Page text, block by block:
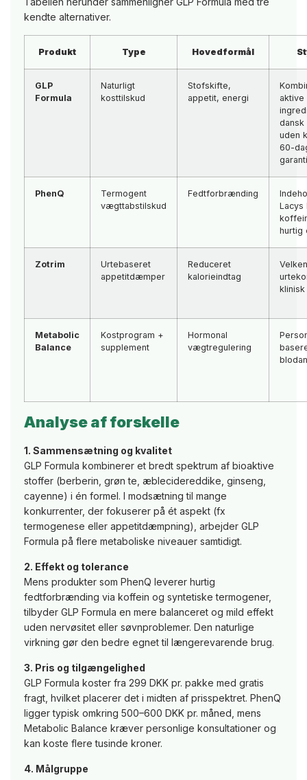
kendte alternativer.
Produkt Type Hovedformål
GLP
Formula
Naturligt
kosttilskud
Stofskifte,
appetit, energi
aktive
dansk
uden
60-
garanti
PhenQ
Termogent
vægttabstilskud
Fedtforbrænding
Lacys
hurtig
Zotrim
Urtebaseret
appetitdæmper
Reduceret
kalorieindtag
Metabolic
Balance
Kostprogram +
supplement
Hormonal
vægtregulering
Analyse af forskelle
1. Sammensætning og kvalitet
GLP Formula kombinerer et bredt spektrum af bioaktive
stoffer (berberin, grøn te, æblecidereddike, ginseng,
cayenne) i én formel. I modsætning til mange
konkurrenter, der fokuserer på ét aspekt (fx
termogenese eller appetitdæmpning), arbejder GLP
Formula på flere metaboliske niveauer samtidigt.
2. Effekt og tolerance
Mens produkter som PhenQ leverer hurtig
fedtforbrænding via koffein og syntetiske termogener,
tilbyder GLP Formula en mere balanceret og mild effekt
uden nervøsitet eller søvnproblemer. Den naturlige
virkning gør den bedre egnet til længerevarende brug.
3. Pris og tilgængelighed
GLP Formula koster fra 299 DKK pr. pakke med gratis
fragt, hvilket placerer det i midten af prisspektret. PhenQ
ligger typisk omkring 500–600 DKK pr. måned, mens
Metabolic Balance kræver personlige konsultationer og
kan koste flere tusinde kroner.
4. Målgruppe